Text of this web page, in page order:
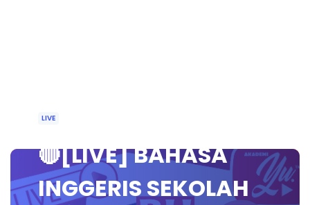
LIVE
🔴[LIVE] BAHASA
INGGERIS SEKOLAH